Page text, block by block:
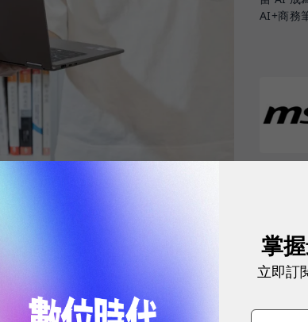
AI+商務
驚人速度滲透職場，從會議記錄、文件撰
識工作者都開始思考：「我懂得善用 AI 嗎
掌
立即訂